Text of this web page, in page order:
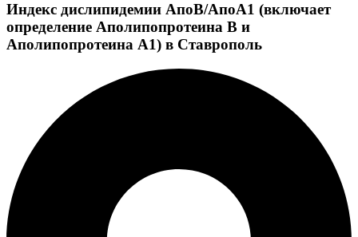
Индекс дислипидемии AпoВ/AпoА1 (включает
определение Аполипопротеина В и
Аполипопротеина А1) в Ставрополь